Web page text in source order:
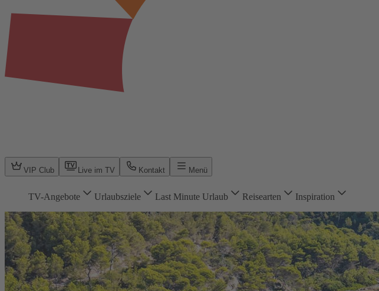
VIP Club Live im TV Kontakt Menü
TV-Angebote Urlaubsziele Last Minute Urlaub Reisearten Inspiration